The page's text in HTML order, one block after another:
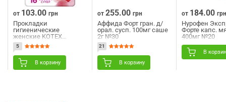
от 103.00 грн
Прокладки
гигиенические
женские KOTEX
(Котекс) Ultra Dry Super
Duo (Ультра Драй
Супер) 16 шт
5
В корзину
от 255.00 грн
Аффида Форт гран. д/
орал. сусп. 100мг саше
2г №30
21
В корзину
от 184.00 грн
Нурофен
Форте капс.
400мг №20
В